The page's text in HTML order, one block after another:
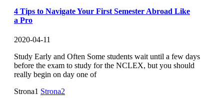
4 Tips to Navigate Your First Semester Abroad Like
a Pro
2020-04-11
Study Early and Often Some students wait until a few days
before the exam to study for the NCLEX, but you should
really begin on day one of
Strona1 Strona2